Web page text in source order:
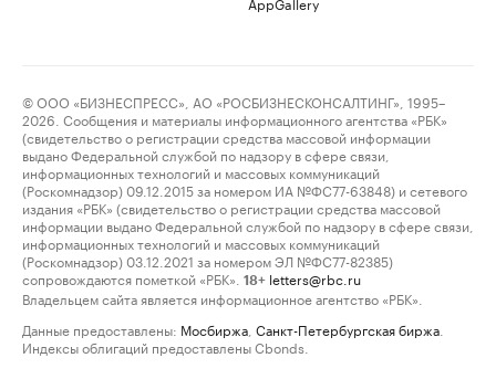
© ООО «БИЗНЕСПРЕСС», АО «РОСБИЗНЕСКОНСАЛТИНГ», 1995–
2026. Сообщения и материалы информационного агентства «РБК»
(свидетельство о регистрации средства массовой информации
выдано Федеральной службой по надзору в сфере связи,
информационных технологий и массовых коммуникаций
(Роскомнадзор) 09.12.2015 за номером ИА №ФС77-63848) и сетевого
издания «РБК» (свидетельство о регистрации средства массовой
информации выдано Федеральной службой по надзору в сфере связи,
информационных технологий и массовых коммуникаций
(Роскомнадзор) 03.12.2021 за номером ЭЛ №ФС77-82385)
сопровождаются пометкой «РБК».
18+ letters@rbc.ru
Владельцем сайта является информационное агентство «РБК».
Данные предоставлены: Мосбиржа Санкт-Петербургская биржа
Индексы облигаций предоставлены Cbonds.